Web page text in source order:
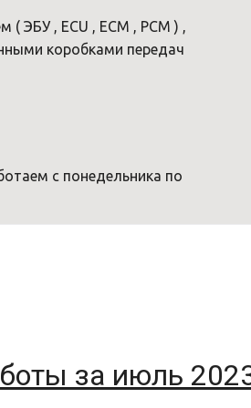
ЭБУ , ECU , ECM , PCM ) ,
коробками передач
с понедельника по
за июль